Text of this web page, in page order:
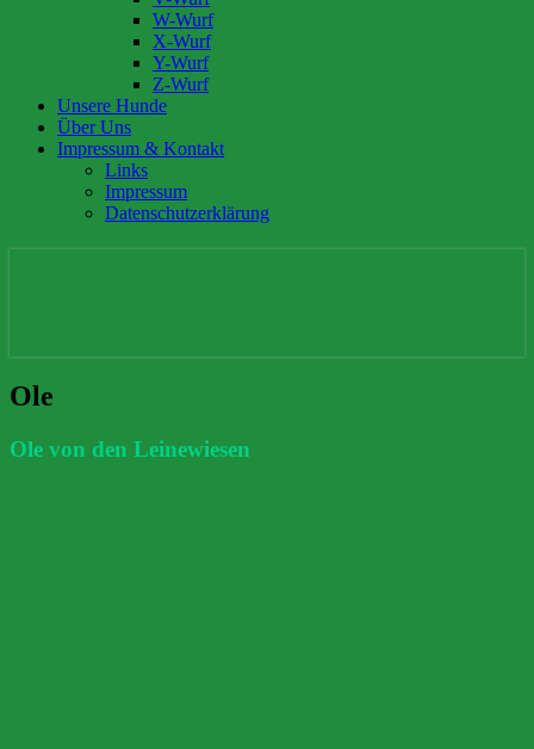
W-Wurf
X-Wurf
Y-Wurf
Z-Wurf
Unsere Hunde
Über Uns
Impressum & Kontakt
Links
Impressum
Datenschutzerklärung
Ole
Ole
Ole von den Leinewiesen